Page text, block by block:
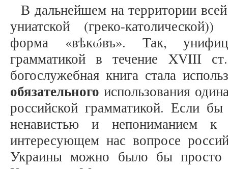
В дальнейшем на территории
униатской (греко-
форма «вѣкώвъ». Так,
грамматикой в течение XVIII
богослужебная книга стала
обязательного использования
российской грамматикой. Если
ненавистью и непониманием
интересующем нас вопросе
Украины можно было бы просто